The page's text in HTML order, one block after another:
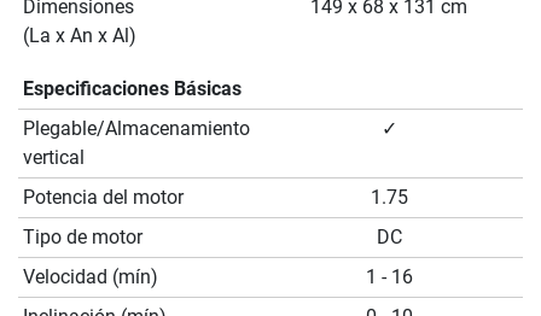
Dimensiones
(La x An x Al)
149 x 68 x 131 cm
Especificaciones Básicas
Plegable/Almacenamiento
vertical
✓
Potencia del motor
1.75
Tipo de motor
DC
Velocidad (mín)
1 - 16